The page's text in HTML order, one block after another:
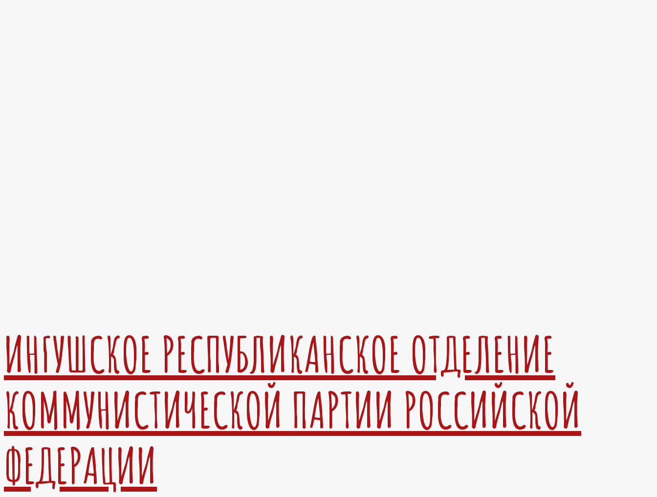
ИНГУШСКОЕ РЕСПУБЛИКАНСКОЕ ОТДЕЛЕНИЕ
КОММУНИСТИЧЕСКОЙ ПАРТИИ РОССИЙСКОЙ
ФЕДЕРАЦИИ